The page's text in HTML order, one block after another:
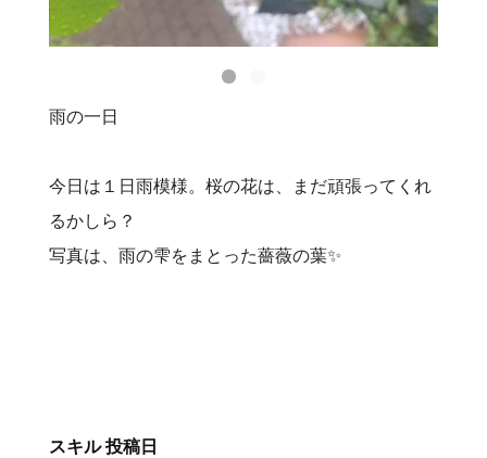
雨の一日
今日は１日雨模様。桜の花は、まだ頑張ってくれ
るかしら？
写真は、雨の雫をまとった薔薇の葉✨
スキル 投稿日